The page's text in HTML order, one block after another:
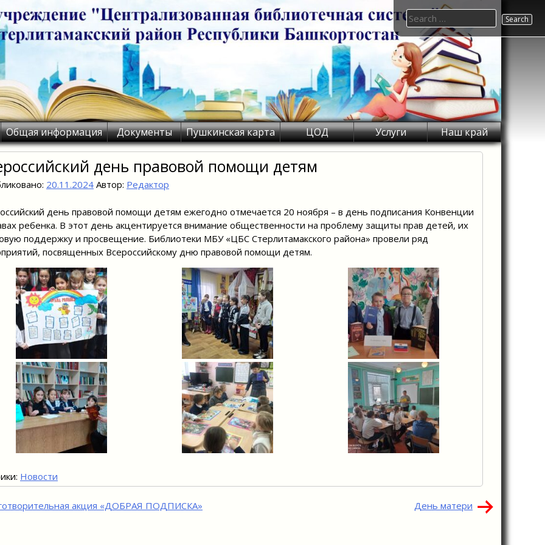
Общая информация Документы Пушкинская карта ЦОД Услуги Наш край
Search
for:
день правовой помощи детям
20.11.2024 Автор: Редактор
день правовой помощи детям ежегодно отмечается 20 ноября – в день подписания Конвенции
ребенка. В этот день акцентируется внимание общественности на проблему защиты прав детей, их
поддержку и просвещение. Библиотеки МБУ «ЦБС Стерлитамакского района» провели ряд
посвященных Всероссийскому дню правовой помощи детям.
Новости
акция «ДОБРАЯ ПОДПИСКА» День матери